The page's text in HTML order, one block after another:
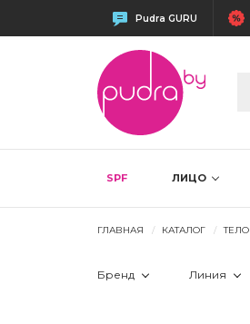
Pudra GURU
SPF ЛИЦО
ГЛАВНАЯ КАТАЛОГ ТЕЛО
Бренд Линия